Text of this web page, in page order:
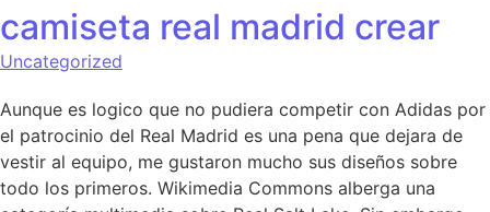
camiseta real madrid crear
Uncategorized
Aunque es logico que no pudiera competir con Adidas por
el patrocinio del Real Madrid es una pena que dejara de
vestir al equipo, me gustaron mucho sus diseños sobre
todo los primeros. Wikimedia Commons alberga una